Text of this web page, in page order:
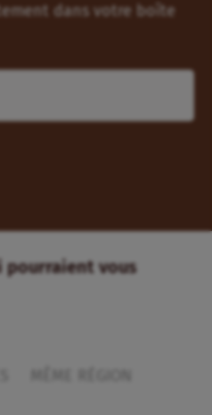
dans votre boîte
pourraient vous